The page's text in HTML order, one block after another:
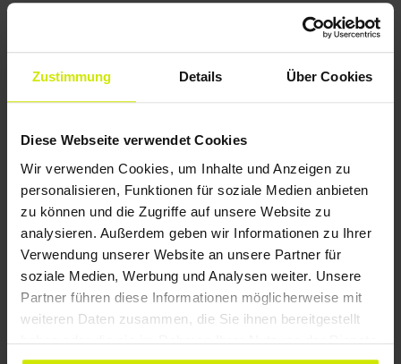
Zustimmung Details Über Cookies
Diese Webseite verwendet Cookies
Wir verwenden Cookies, um Inhalte und Anzeigen zu
personalisieren, Funktionen für soziale Medien anbieten
zu können und die Zugriffe auf unsere Website zu
analysieren. Außerdem geben wir Informationen zu Ihrer
Verwendung unserer Website an unsere Partner für
soziale Medien, Werbung und Analysen weiter. Unsere
Partner führen diese Informationen möglicherweise mit
weiteren Daten zusammen, die Sie ihnen bereitgestellt
haben oder die sie im Rahmen Ihrer Nutzung der Dienste
WIR FREUEN UNS AUF SIE,
IHRE ZIELGRUPPEN UND
AUF IHR PROJEKT!